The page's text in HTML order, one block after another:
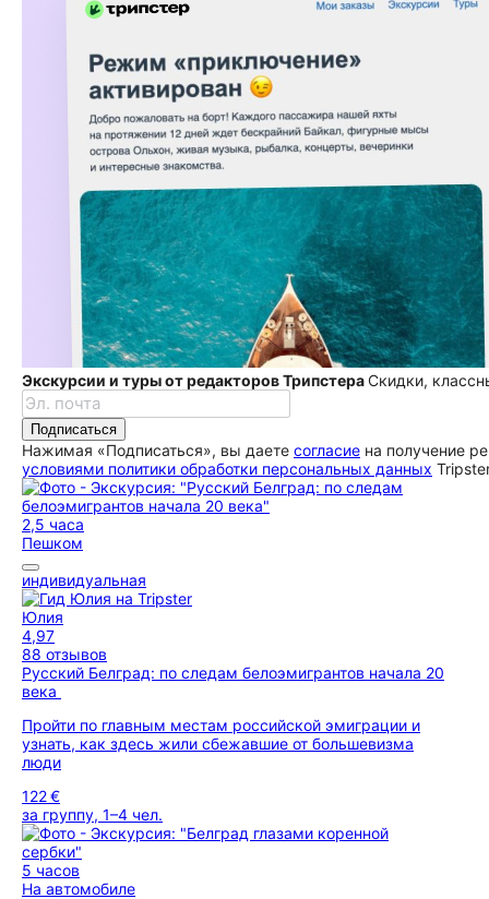
Экскурсии и туры от редакторов ТрипстераСкидки,
Подписаться
Нажимая «Подписаться», вы даете согласие на получение
условиями политики обработки персональных данных
2,5 часа
Пешком
индивидуальная
Юлия
4,97
88 отзывов
Русский Белград: по следам белоэмигрантов начала 20
века
Пройти по главным местам российской эмиграции и
узнать, как здесь жили сбежавшие от большевизма
люди
122 €
за группу, 1–4 чел.
5 часов
На автомобиле